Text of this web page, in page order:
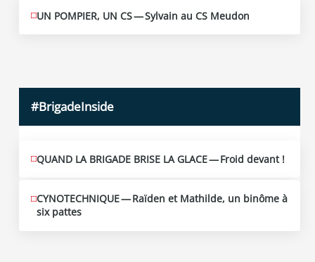
MAI
10
UN POMPIER, UN CS — Sylvain au CS Meudon
#BrigadeInside
QUAND LA BRIGADE BRISE LA GLACE — Froid devant !
CYNOTECHNIQUE — Raïden et Mathilde, un binôme à
six pattes